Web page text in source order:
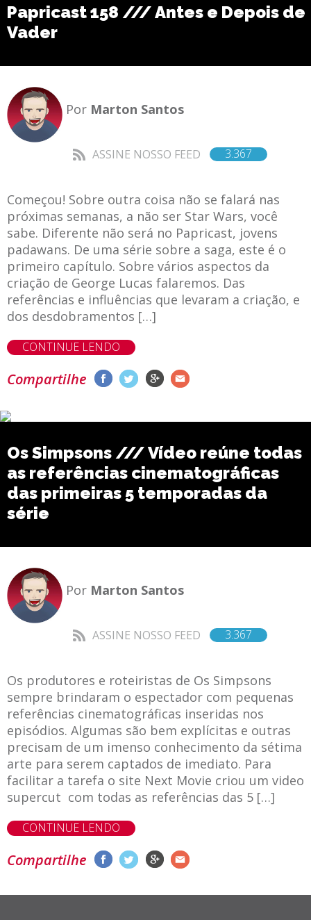
Papricast 158 /// Antes e Depois de
Vader
Por Marton Santos
ASSINE NOSSO FEED 3.367
Começou! Sobre outra coisa não se falará nas
próximas semanas, a não ser Star Wars, você
sabe. Diferente não será no Papricast, jovens
padawans. De uma série sobre a saga, este é o
primeiro capítulo. Sobre vários aspectos da
criação de George Lucas falaremos. Das
referências e influências que levaram a criação, e
dos desdobramentos […]
CONTINUE LENDO
Compartilhe
Os Simpsons /// Vídeo reúne todas
as referências cinematográficas
das primeiras 5 temporadas da
série
Por Marton Santos
ASSINE NOSSO FEED 3.367
Os produtores e roteiristas de Os Simpsons
sempre brindaram o espectador com pequenas
referências cinematográficas inseridas nos
episódios. Algumas são bem explícitas e outras
precisam de um imenso conhecimento da sétima
arte para serem captados de imediato. Para
facilitar a tarefa o site Next Movie criou um video
supercut com todas as referências das 5 […]
CONTINUE LENDO
Compartilhe